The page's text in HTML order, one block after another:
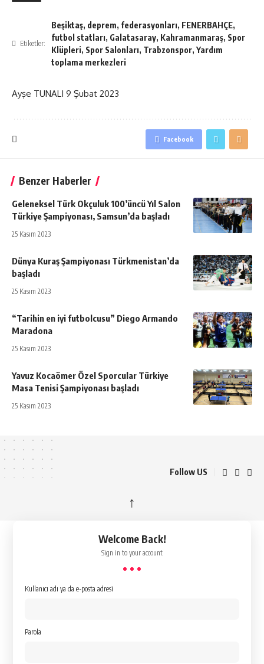
Etiketler:
Beşiktaş, deprem, federasyonları, FENERBAHÇE,
futbol statları, Galatasaray, Kahramanmaraş, Spor
Klüpleri, Spor Salonları, Trabzonspor, Yardım
toplama merkezleri
Ayşe TUNALI 9 Şubat 2023
Facebook
Benzer Haberler
Geleneksel Türk Okçuluk 100’üncü Yıl Salon
Türkiye Şampiyonası, Samsun’da başladı
25 Kasım 2023
Dünya Kuraş Şampiyonası Türkmenistan’da
başladı
25 Kasım 2023
“Tarihin en iyi futbolcusu” Diego Armando
Maradona
25 Kasım 2023
Yavuz Kocaömer Özel Sporcular Türkiye
Masa Tenisi Şampiyonası başladı
25 Kasım 2023
Follow US
↑
Welcome Back!
Sign in to your account
Kullanıcı adı ya da e-posta adresi
Parola